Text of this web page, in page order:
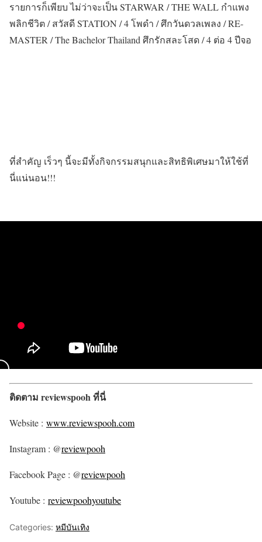
รายการก็เพียบ ไม่ว่าจะเป็น STARWAR / THE WALL กำแพง
พลิกชีวิต / สวัสดี STATION / 4 โพดำ / ศึกวันดวลเพลง / RE-
MASTER / The Bachelor Thailand ศึกรักสละโสด / 4 ต่อ 4 ปีจอ
ที่สำคัญ เร็วๆ นี้จะมีทั้งกิจกรรมสนุกและสิทธิพิเศษมาให้ใช้ที่
นี่แน่นอน!!!
ติดตาม reviewspooh ที่นี่
Website : www.reviewspooh.com
Instagram : @reviewpooh
Facebook Page : @reviewpooh
Youtube : reviewpoohyoutube
Categories: หมีบันเทิง